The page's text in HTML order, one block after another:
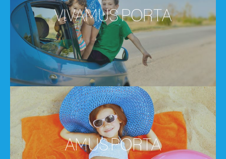
VIVAM ESTERA
VIVAMUS PORTA
AMUS PORTA